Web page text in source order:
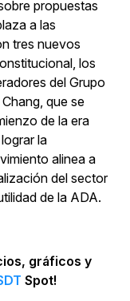
propuestas
a las
tres nuevos
los
del Grupo
que se
de la era
la
alinea a
del sector
de la ADA.
gráficos y
Spot!